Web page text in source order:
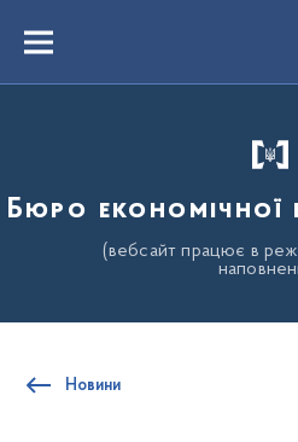
вмістуMenu
Бюро економічної
(вебсайт працює в
Новини